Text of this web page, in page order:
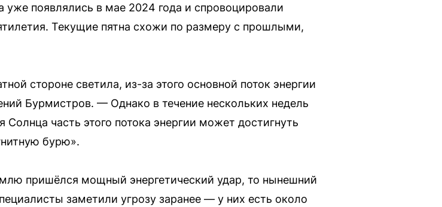
уже появлялись в мае 2024 года и спровоцировали
Текущие пятна схожи по размеру с прошлыми,
стороне светила, из-за этого основной поток энергии
Бурмистров. — Однако в течение нескольких недель
часть этого потока энергии может достигнуть
бурю».
пришёлся мощный энергетический удар, то нынешний
заметили угрозу заранее — у них есть около